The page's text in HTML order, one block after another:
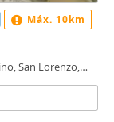
San Lorenzo,
Máx. 10km